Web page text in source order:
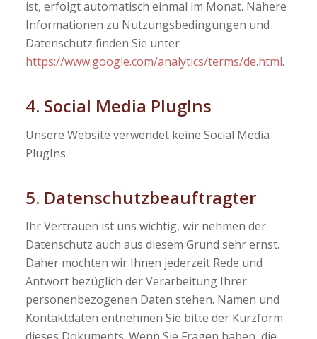
ist, erfolgt automatisch einmal im Monat. Nähere
Informationen zu Nutzungsbedingungen und
Datenschutz finden Sie unter
https://www.google.com/analytics/terms/de.html.
4. Social Media PlugIns
Unsere Website verwendet keine Social Media
PlugIns.
5. Datenschutzbeauftragter
Ihr Vertrauen ist uns wichtig, wir nehmen der
Datenschutz auch aus diesem Grund sehr ernst.
Daher möchten wir Ihnen jederzeit Rede und
Antwort bezüglich der Verarbeitung Ihrer
personenbezogenen Daten stehen. Namen und
Kontaktdaten entnehmen Sie bitte der Kurzform